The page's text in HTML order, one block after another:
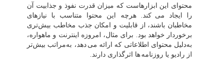
محتوای این ابزارهاست که میزان قدرت نفوذ و جذابیت آن
را ایجاد می کند. هرچه این محتوا متناسب با نیازهای
مخاطبان باشند، از قابلیت و امکان جذب مخاطب بیش‌تری
برخوردار خواهد بود. برای مثال، امروزه اینترنت و ماهواره،
به‌دلیل محتوای اطلاعاتی که ارائه می دهد، به‌مراتب بیش‌تر
از رادیو یا روزنامه ها اثرگذاری دارند.